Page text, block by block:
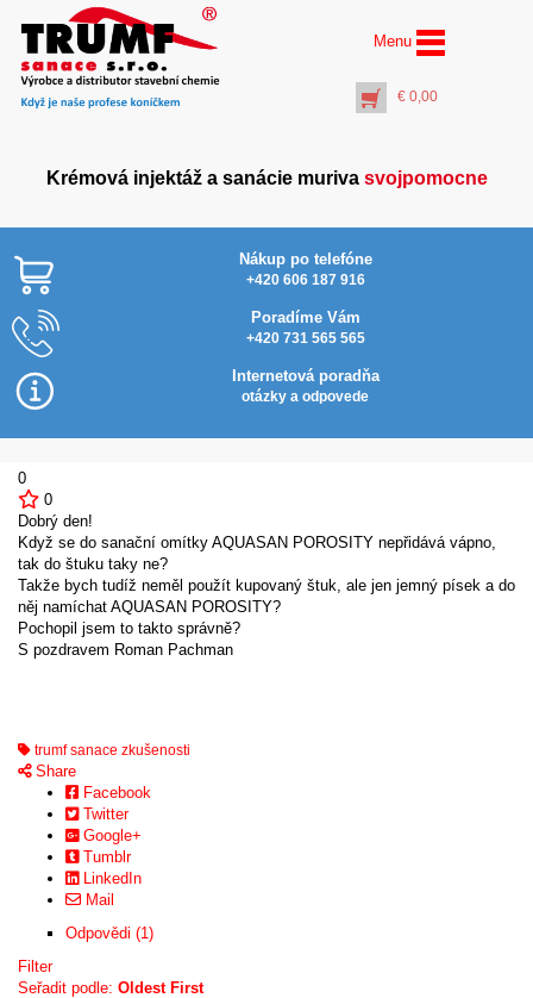
Menu
€ 0,00
Krémová injektáž a sanácie muriva svojpomocne
Nákup po telefóne
+420 606 187 916
Poradíme Vám
+420 731 565 565
Internetová poradňa
otázky a odpovede
0
0
Dobrý den!
Když se do sanační omítky AQUASAN POROSITY nepřidává vápno,
tak do štuku taky ne?
Takže bych tudíž neměl použít kupovaný štuk, ale jen jemný písek a do
něj namíchat AQUASAN POROSITY?
Pochopil jsem to takto správně?
S pozdravem Roman Pachman
trumf sanace zkušenosti
Share
Facebook
Twitter
Google+
Tumblr
LinkedIn
Mail
Odpovědi (1)
Filter
Seřadit podle: Oldest First
Vrták Ø 14 mm dĺžka
350 mm ……
(pracovná dĺžka 270
mm)
€5,50